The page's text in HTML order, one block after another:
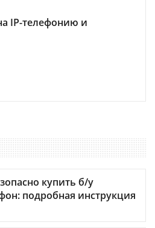
IP-телефонию и
купить б/у
подробная инструкция